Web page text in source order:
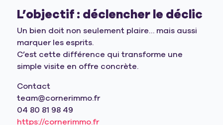
L’objectif : déclencher le déclic
Un bien doit non seulement plaire… mais aussi
marquer les esprits.
C’est cette différence qui transforme une
simple visite en offre concrète.
Contact
team@cornerimmo.fr
04 80 81 98 49
https://cornerimmo.fr